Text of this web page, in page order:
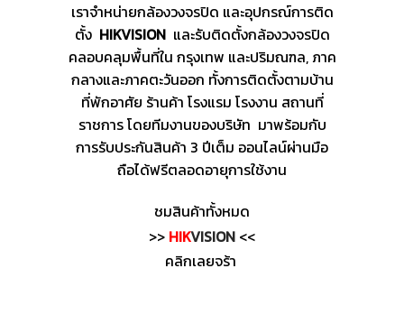
เราจำหน่ายกล้องวงจรปิด และอุปกรณ์การติด
ตั้ง HIKVISIONและรับติดตั้งกล้องวงจรปิด
คลอบคลุมพื้นที่ใน กรุงเทพ และปริมณฑล, ภาค
กลางและภาคตะวันออก ทั้งการติดตั้งตามบ้าน
ที่พักอาศัย ร้านค้า โรงแรม โรงงาน สถานที่
ราชการ โดยทีมงานของบริษัท มาพร้อมกับ
การรับประกันสินค้า 3 ปีเต็ม ออนไลน์ผ่านมือ
ถือได้ฟรีตลอดอายุการใช้งาน
ชมสินค้าทั้งหมด
>> HIKVISION <<
คลิกเลยจร้า